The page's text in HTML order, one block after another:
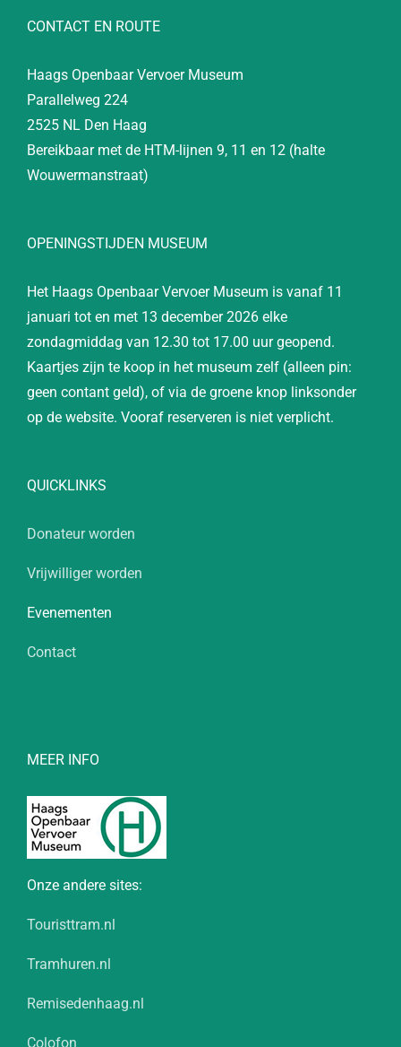
CONTACT EN ROUTE
Haags Openbaar Vervoer Museum
Parallelweg 224
2525 NL Den Haag
Bereikbaar met de HTM-lijnen 9, 11 en 12 (halte
Wouwermanstraat)
OPENINGSTIJDEN MUSEUM
Het Haags Openbaar Vervoer Museum is vanaf 11
januari tot en met 13 december 2026 elke
zondagmiddag van 12.30 tot 17.00 uur geopend.
Kaartjes zijn te koop in het museum zelf (alleen pin:
geen contant geld), of via de groene knop linksonder
op de website. Vooraf reserveren is niet verplicht.
QUICKLINKS
Donateur worden
Vrijwilliger worden
Evenementen
Contact
MEER INFO
Onze andere sites:
Touristtram.nl
Tramhuren.nl
Remisedenhaag.nl
Colofon